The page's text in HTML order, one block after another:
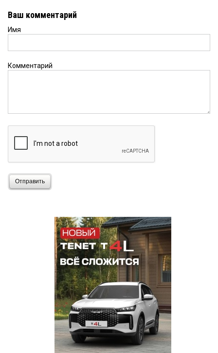
Ваш комментарий
Имя
Комментарий
Отправить